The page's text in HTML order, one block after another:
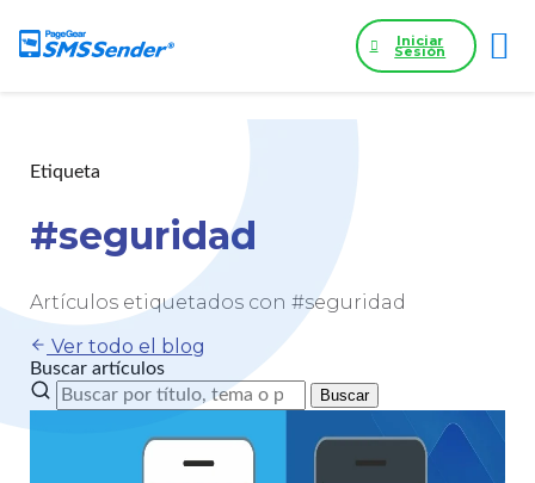
Iniciar
Sesión
Etiqueta
#seguridad
Artículos etiquetados con #seguridad
Ver todo el blog
Buscar artículos
Buscar